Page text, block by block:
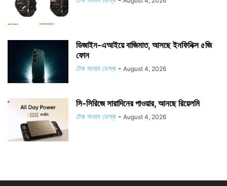
ডিজাইন-এআইয়ে বাজিমাত, আসছে ইনফিনিক্স ৫জি
ফোন
টেক সংবাদ ডেস্ক - August 4, 2026
সি-সিরিজে সারাদিনের পাওয়ার, আনছে রিয়েলমি
টেক সংবাদ ডেস্ক - August 4, 2026